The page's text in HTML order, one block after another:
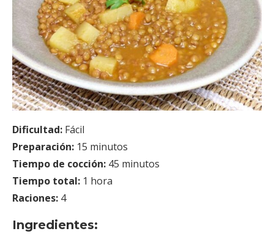
Dificultad: Fácil
Preparación: 15 minutos
Tiempo de cocción: 45 minutos
Tiempo total: 1 hora
Raciones: 4
Ingredientes: